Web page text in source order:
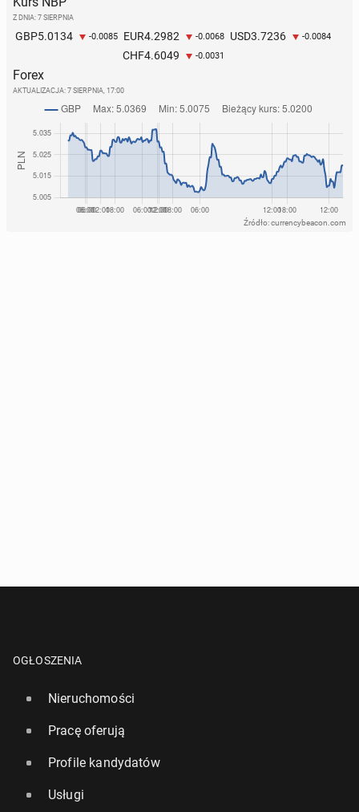
Z DNIA: 7 SIERPNIA
GBP5.0134 -0.0085 EUR4.2982 -0.0068 USD3.7236 -0.0084
CHF4.6049 -0.0031
Forex
AKTUALIZACJA: 7 SIERPNIA, 17:00
Źródło: currencybeacon.com
OGŁOSZENIA
Nieruchomości
Pracę oferują
Profile kandydatów
Usługi